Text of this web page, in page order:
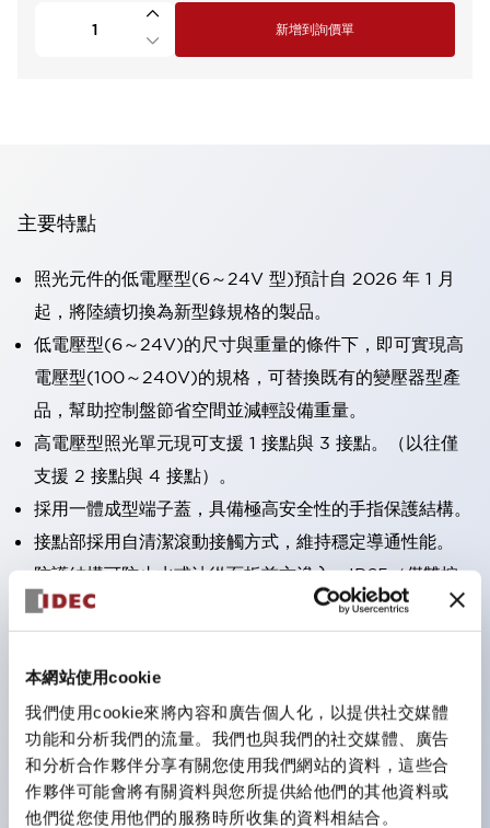
本網站使用cookie
我們使用cookie來將內容和廣告個人化，以提供社交媒體
功能和分析我們的流量。我們也與我們的社交媒體、廣告
和分析合作夥伴分享有關您使用我們網站的資料，這些合
作夥伴可能會將有關資料與您所提供給他們的其他資料或
他們從您使用他們的服務時所收集的資料相結合。
新增到詢價單
主要特點
照光元件的低電壓型(6～24V 型)預計自 2026 年 1 月
起，將陸續切換為新型錄規格的製品。
低電壓型(6～24V)的尺寸與重量的條件下，即可實現高
電壓型(100～240V)的規格，可替換既有的變壓器型產
品，幫助控制盤節省空間並減輕設備重量。
高電壓型照光單元現可支援 1 接點與 3 接點。（以往僅
支援 2 接點與 4 接點）。
採用一體成型端子蓋，具備極高安全性的手指保護結構。
接點部採用自清潔滾動接觸方式，維持穩定導通性能。
防護結構可防止水或油從面板前方滲入：IP65（僅雙按
鈕開關為 IP40）。
三種功能集結於一顆開關。
完整支援全球各地需求的多種電壓規格。
一顆 LED 燈泡即可呈現六種顏色（LSRD 燈泡）。以往
需分色管理的 LED 燈泡，如今可用單一顆燈泡呈現多種
顏色。